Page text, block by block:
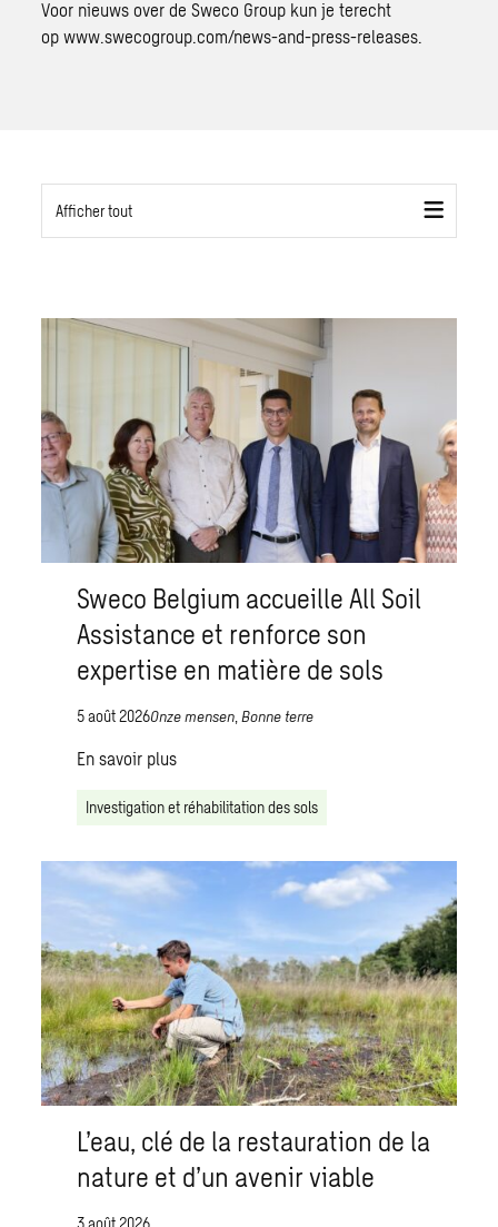
Voor nieuws over de Sweco Group kun je terecht
opwww.swecogroup.com/news-and-press-releases.
Afficher tout
Sweco Belgium accueille All Soil
Assistance et renforce son
expertise en matière de sols
5 août 2026Onze mensen ,Bonne terre
En savoir plus
Investigation et réhabilitation des sols
L’eau, clé de la restauration de la
nature et d’un avenir viable
3 août 2026